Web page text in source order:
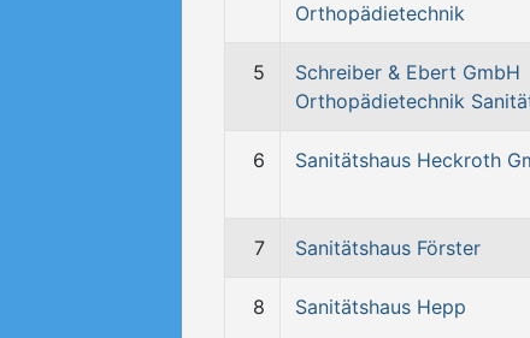
Orthopädietechnik
5
Schreiber & Ebert GmbH
Orthopädietechnik
6 Sanitätshaus Heckroth
7 Sanitätshaus Förster
8 Sanitätshaus Hepp